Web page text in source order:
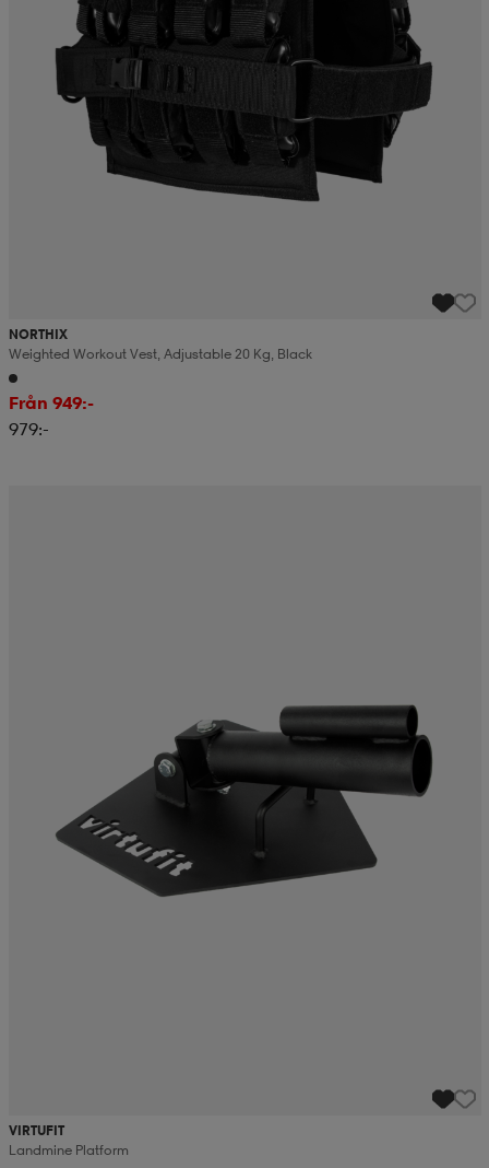
NORTHIX
Weighted Workout Vest, Adjustable 20 Kg, Black
Från 949:-
979:-
VIRTUFIT
Landmine Platform